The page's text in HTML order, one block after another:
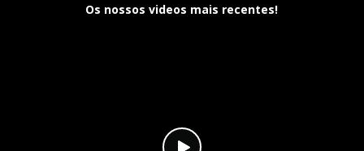
Os nossos videos mais recentes!